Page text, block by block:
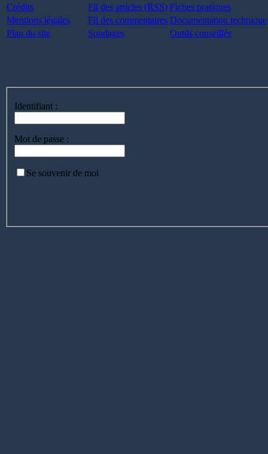
Crédits
Fil des articles (RSS) Fiches pratiques
Mentions légales
Fil des commentaires Documentation technique
Plan du site
Sondages Outils conseillés
Identifiant :
Mot de passe :
Se souvenir de moi